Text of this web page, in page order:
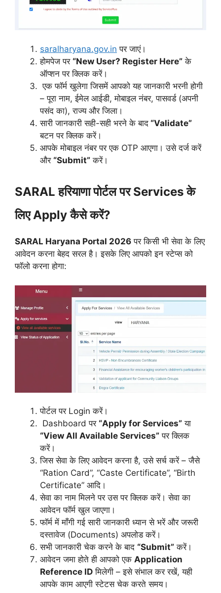
saralharyana.gov.in पर जाएं।
होमपेज पर “New User? Register Here” के
ऑप्शन पर क्लिक करें।
एक फॉर्म खुलेगा जिसमें आपको यह जानकारी भरनी होगी
– पूरा नाम, ईमेल आईडी, मोबाइल नंबर, पासवर्ड (अपनी
पसंद का), राज्य और जिला।
सारी जानकारी सही-सही भरने के बाद “Validate”
बटन पर क्लिक करें।
आपके मोबाइल नंबर पर एक OTP आएगा। उसे दर्ज करें
और “Submit” करें।
SARAL हरियाणा पोर्टल पर Services के
लिए Apply कैसे करें?
SARAL Haryana Portal 2026 पर किसी भी सेवा के लिए
आवेदन करना बेहद सरल है। इसके लिए आपको इन स्टेप्स को
फॉलो करना होगा:
पोर्टल पर Login करें।
Dashboard पर “Apply for Services” या
“View All Available Services” पर क्लिक
करें।
जिस सेवा के लिए आवेदन करना है, उसे सर्च करें – जैसे
“Ration Card”, “Caste Certificate”, “Birth
Certificate” आदि।
सेवा का नाम मिलने पर उस पर क्लिक करें। सेवा का
आवेदन फॉर्म खुल जाएगा।
फॉर्म में माँगी गई सारी जानकारी ध्यान से भरें और जरूरी
दस्तावेज (Documents) अपलोड करें।
सभी जानकारी चेक करने के बाद “Submit” करें।
आवेदन जमा होते ही आपको एक Application
Reference ID मिलेगी – इसे संभाल कर रखें, यही
आपके काम आएगी स्टेटस चेक करते समय।